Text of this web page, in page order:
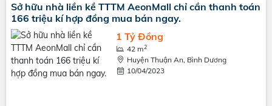
Sở hữu nhà liền kề TTTM AeonMall chỉ cần thanh toán
166 triệu kí hợp đồng mua bán ngay.
1 Tỷ Đồng
42 m2
Huyện Thuận An, Bình Dương
10/04/2023